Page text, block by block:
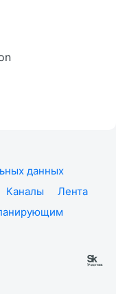
данных
Каналы
Лента